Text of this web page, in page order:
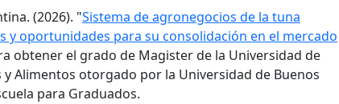
(2026). "Sistema de agronegocios de la tuna
y oportunidades para su consolidación en el mercado
obtener el grado de Magister de la Universidad de
Alimentos otorgado por la Universidad de Buenos
para Graduados.